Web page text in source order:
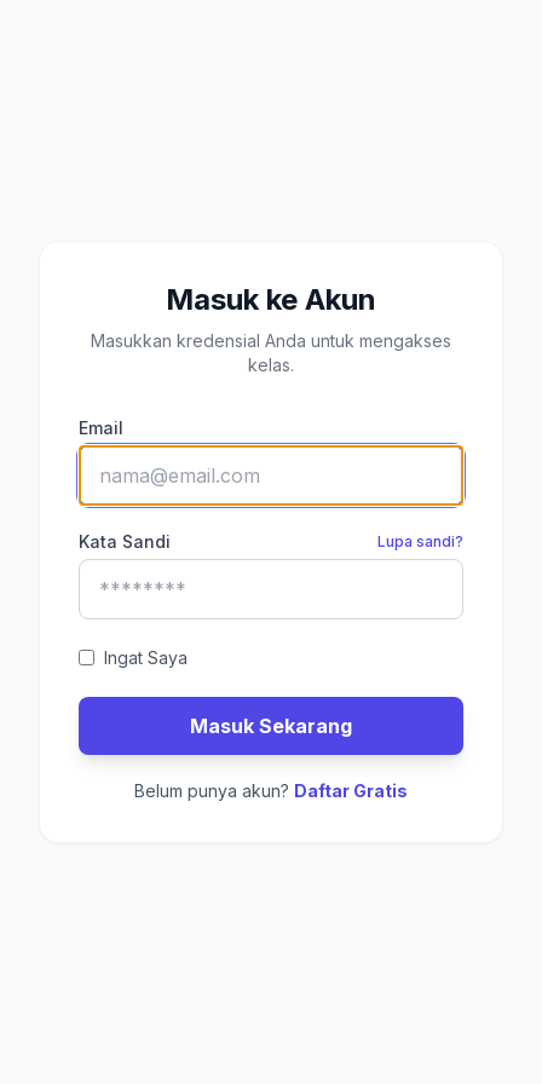
Masuk ke Akun
Masukkan kredensial Anda untuk mengakses
kelas.
Email
Kata Sandi Lupa sandi?
Ingat Saya
Masuk Sekarang
Belum punya akun? Daftar Gratis